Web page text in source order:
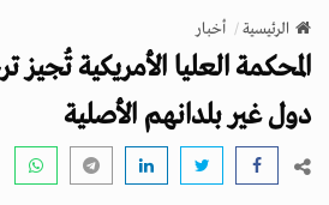
v
g
a
t
الرئيسية أخبار
المحكمة العليا الأمريكية تُجيز
دول غير بلدانهم الأصلية